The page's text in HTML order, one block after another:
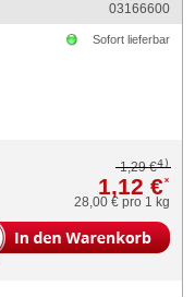
03166600
Sofort lieferbar
1,29 €4)
1,12 €*
28,00 € pro 1 kg